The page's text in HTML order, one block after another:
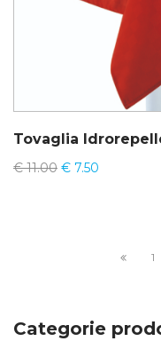
Tovaglia
€11.00 € 7.50
1
Categorie